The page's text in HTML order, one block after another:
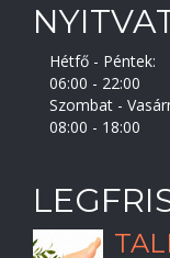
Hétfő - Péntek:
06:00 - 22:00
Szombat -
08:00 - 18:00